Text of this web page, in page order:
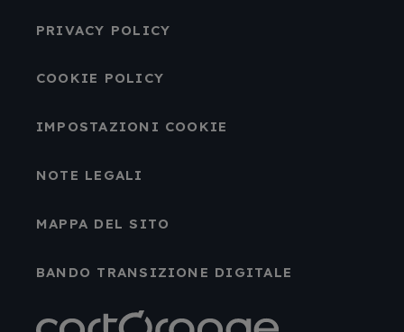
PRIVACY POLICY
COOKIE POLICY
IMPOSTAZIONI COOKIE
NOTE LEGALI
MAPPA DEL SITO
BANDO TRANSIZIONE DIGITALE